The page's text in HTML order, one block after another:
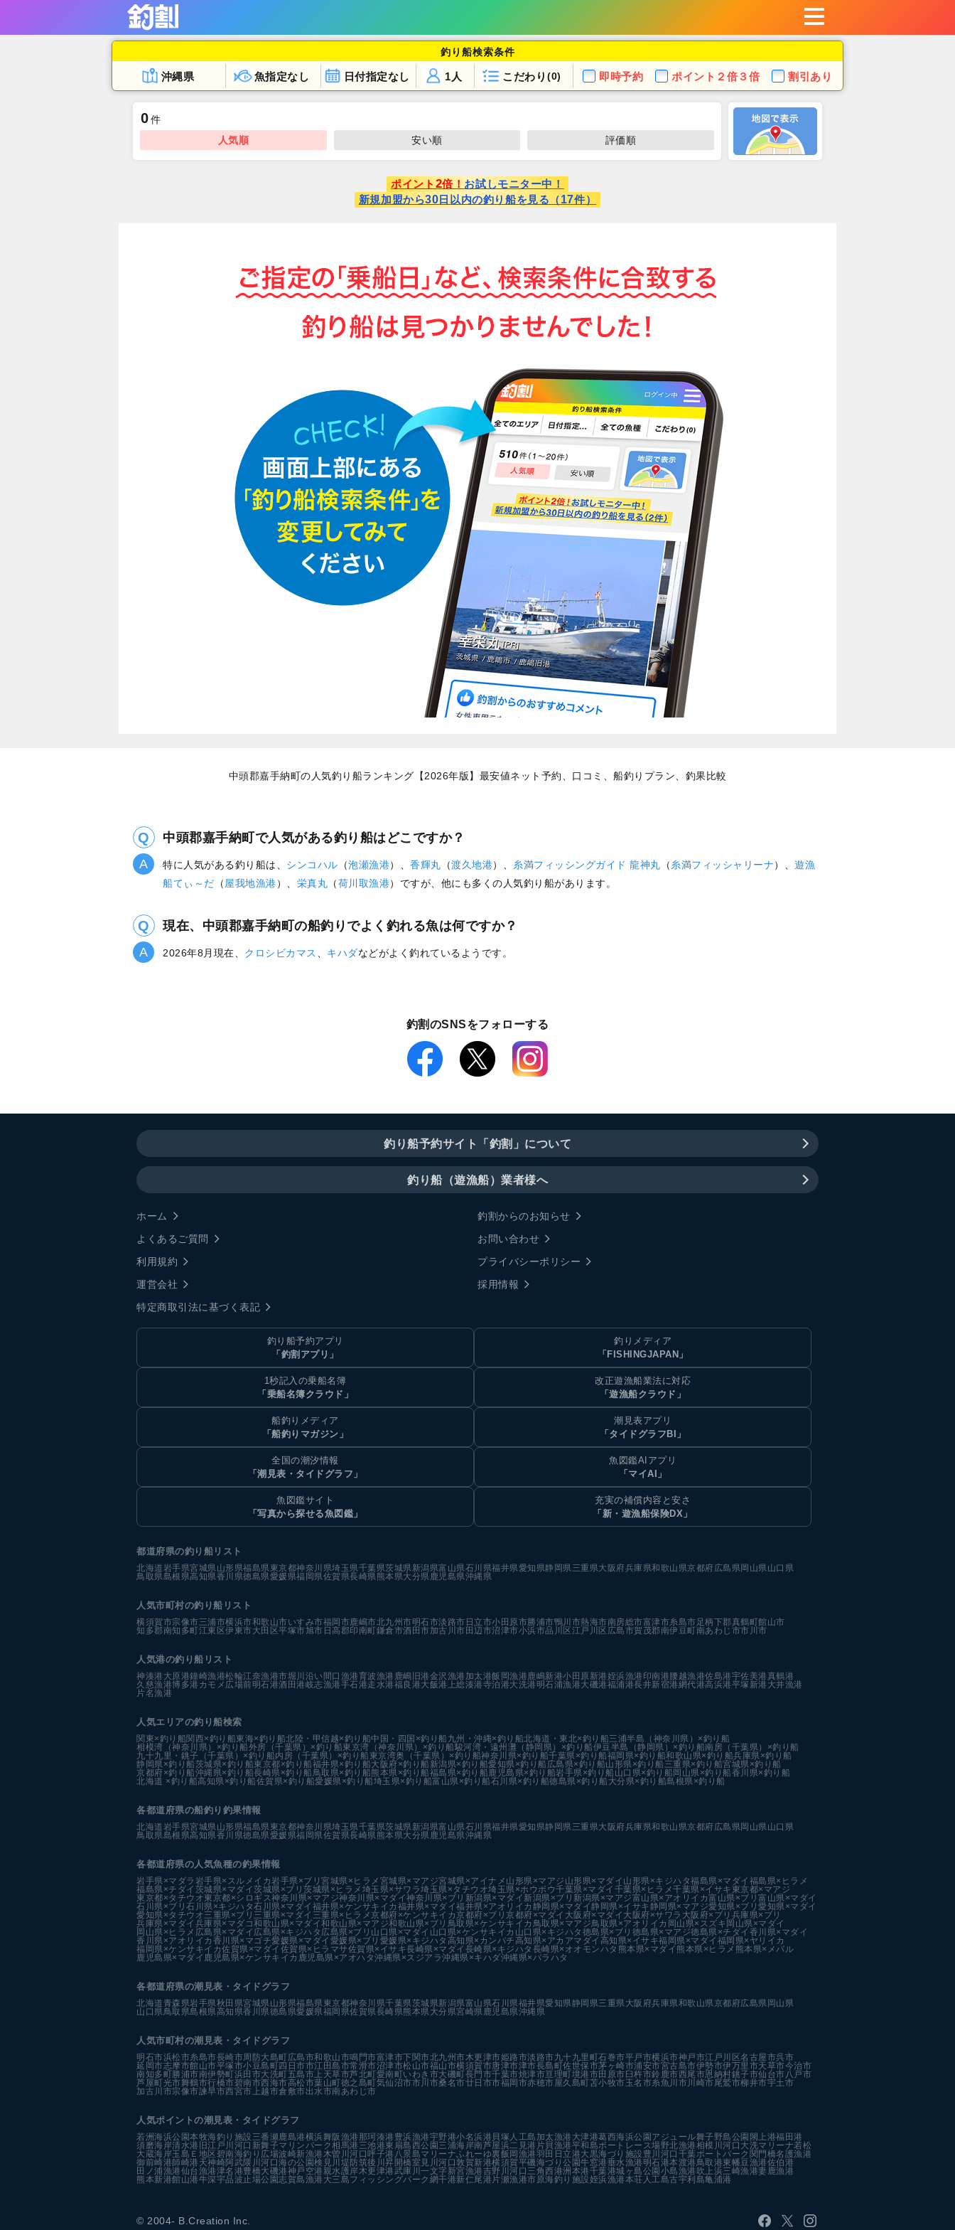
釣り船検索条件
沖縄県 魚指定なし 日付指定なし こだわり (0)
1人 即時予約 ポイント ２倍３倍 割引あり
0件
人気順
安い順 評価順
ポイント 2倍！ お試しモニター中！
新規加盟から30 日以内の釣り船を見る（17件）
中頭郡嘉手納町の人気釣り船ランキング【2026年版】最安値ネット予約、口コミ、船釣りプラン、釣果比較
中頭郡嘉手納町で人気がある釣り船はどこですか？
特に人気がある釣り船は、 シンコハル （泡瀬漁港）、 香輝丸 （渡久地港）、 糸満フィッシングガイド 龍神丸 （糸満フィッシャリーナ）、 遊漁
船てぃ～だ （屋我地漁港）、 栄真丸 （荷川取漁港）ですが、他にも多くの人気釣り船があります。
現在、中頭郡嘉手納町の船釣りでよく釣れる魚は何ですか？
2026年8月現在、 クロシビカマス 、 キハダなどがよく釣れているようです。
釣割のSNSをフォローする
釣り船予約サイト「釣割」について
釣り船（遊漁船）業者様へ
ホーム
釣割からのお知らせ
よくあるご質問
お問い合わせ
利用規約
プライバシーポリシー
運営会社
採用情報
特定商取引法に基づく表記
釣り船予約アプリ
「釣割アプリ」
釣りメディア
「FISHINGJAPAN」
1秒記入の乗船名簿
「乗船名簿クラウド」
改正遊漁船業法に対応
「遊漁船クラウド」
船釣りメディア
「船釣りマガジン」
潮見表アプリ
「タイドグラフBI」
全国の潮汐情報
「潮見表・タイドグラフ」
魚図鑑AIアプリ
「マイAI」
魚図鑑サイト
「写真から探せる魚図鑑」
充実の補償内容と安さ
「新・遊漁船保険DX」
都道府県の釣り船リスト
北海道岩手県宮城県山形県福島県東京都神奈川県埼玉県千葉県茨城県新潟県富山県石川県福井県愛知県静岡県三重県大阪府兵庫県和歌山県京都府広島県岡山県山口県
鳥取県島根県高知県香川県徳島県愛媛県福岡県佐賀県長崎県熊本県大分県鹿児島県沖縄県
人気市町村の釣り船リスト
横須賀市宗像市三浦市横浜市和歌山市いすみ市福岡市鹿嶋市北九州市明石市淡路市 日立市小田原市勝浦市鴨川市熱海市南房総市富津市糸島市足柄下郡真鶴町館山市
知多郡南知多町江東区伊東市大田区平塚市旭市 日高郡印南町鎌倉市酒田市加古川市 田辺市沼津市小浜市品川区 江戸川区 広島市賀茂郡南伊豆町南あわじ市市川市
人気港の釣り船リスト
神湊港 大原港鐘崎漁港松輪江奈漁港市堀川沿い 間口漁港育波漁港 鹿嶋旧港金沢漁港 加太港飯岡漁港鹿嶋新港小田原新港姪浜漁港 印南港 腰越漁港佐島港宇佐美港真鶴港
久慈漁港博多港カモメ広場前明石港酒田港岐志漁港手石港走水港福良港大飯港 上総湊港寺泊港大洗港 明石浦漁港大磯港福浦港長井新宿港網代港高浜港平塚新港 大井漁港
片名漁港
人気エリアの釣り船検索
関東×釣り船関西×釣り船東海×釣り船北陸・甲信越×釣り船中国・四国×釣り船 九州・沖縄×釣り船北海道・東北×釣り船三浦半島（神奈川県）×釣り船
相模湾（神奈川県）×釣り船外房（千葉県）×釣り船東京湾（神奈川県）×釣り船駿河湾・遠州灘（静岡県）×釣り船伊豆半島（静岡県）×釣り船南房（千葉県）×釣り船
九十九里・銚子（千葉県）×釣り船内房（千葉県）×釣り船 東京湾奥（千葉県）×釣り船神奈川県×釣り船千葉県×釣り船福岡県×釣り船和歌山県×釣り船兵庫県×釣り船
静岡県×釣り船茨城県×釣り船東京都×釣り船福井県×釣り船大阪府×釣り船 新潟県×釣り船愛知県×釣り船 広島県×釣り船山形県×釣り船 三重県×釣り船宮城県×釣り船
京都府×釣り船沖縄県×釣り船長崎県×釣り船鳥取県×釣り船熊本県×釣り船福島県×釣り船鹿児島県×釣り船岩手県×釣り船 山口県×釣り船 岡山県×釣り船香川県×釣り船
北海道 ×釣り船高知県×釣り船佐賀県×釣り船愛媛県×釣り船埼玉県×釣り船富山県×釣り船石川県×釣り船徳島県×釣り船 大分県×釣り船島根県×釣り船
各都道府県の船釣り釣果情報
北海道岩手県宮城県山形県福島県東京都神奈川県埼玉県千葉県茨城県新潟県富山県石川県福井県愛知県静岡県三重県大阪府兵庫県和歌山県京都府広島県岡山県山口県
鳥取県島根県高知県香川県徳島県愛媛県福岡県佐賀県長崎県熊本県大分県鹿児島県沖縄県
各都道府県の人気魚種の釣果情報
岩手県×マダラ 岩手県×スルメイカ岩手県×ブリ 宮城県×ヒラメ 宮城県×マアジ宮城県×アイナメ 山形県×マアジ 山形県×マダイ 山形県×キジハタ福島県×マダイ 福島県×ヒラメ
福島県×チダイ 茨城県×マダイ茨城県×ブリ 茨城県×ヒラメ 埼玉県×サワラ埼玉県×タチウオ埼玉県×ホウボウ千葉県×マダイ 千葉県×ヒラメ千葉県×イサキ 東京都×マアジ
東京都×タチウオ東京都×シロギス神奈川県×マアジ神奈川県×マダイ神奈川県×ブリ 新潟県×マダイ 新潟県×ブリ 新潟県×マアジ富山県×アオリイカ富山県×ブリ 富山県×マダイ
石川県×ブリ 石川県×キジハタ石川県×マダイ 福井県×ケンサキイカ 福井県×マダイ福井県×アオリイカ 静岡県×マダイ 静岡県×イサキ 静岡県×マアジ愛知県×ブリ 愛知県×マダイ
愛知県×タチウオ三重県×ブリ 三重県×マダイ 三重県×ヒラメ京都府×ケンサキイカ京都府×ブリ 京都府×マダイ 大阪府×マダイ 大阪府×サワラ 大阪府×ブリ 兵庫県×ブリ
兵庫県×マダイ 兵庫県×マダコ和歌山県×マダイ和歌山県×マアジ和歌山県×ブリ 鳥取県×ケンサキイカ 鳥取県×マアジ鳥取県×アオリイカ 岡山県×スズキ 岡山県×マダイ
岡山県×ヒラメ 広島県×マダイ 広島県×キジハタ 広島県×ブリ 山口県×マダイ 山口県×ケンサキイカ 山口県×キジハタ 徳島県×ブリ 徳島県×マアジ徳島県×チダイ 香川県×マダイ
香川県×アオリイカ 香川県×マゴチ愛媛県×マダイ 愛媛県×ブリ 愛媛県×キジハタ 高知県×カンパチ高知県×アカアマダイ 高知県×イサキ福岡県×マダイ 福岡県×ヤリイカ
福岡県×ケンサキイカ佐賀県×マダイ 佐賀県×ヒラマサ佐賀県×イサキ長崎県×マダイ 長崎県×キジハタ 長崎県×オオモンハタ 熊本県×マダイ 熊本県×ヒラメ 熊本県×メバル
鹿児島県×マダイ 鹿児島県×ケンサキイカ 鹿児島県×アオハタ沖縄県×スジアラ沖縄県×キハダ沖縄県×バラハタ
各都道府県の潮見表 ・タイドグラフ
北海道青森県岩手県秋田県宮城県山形県福島県東京都神奈川県千葉県茨城県新潟県富山県石川県福井県愛知県静岡県三重県大阪府兵庫県和歌山県京都府広島県 岡山県
山口県鳥取県島根県高知県香川県徳島県愛媛県福岡県佐賀県長崎県熊本県大分県宮崎県鹿児島県沖縄県
人気市町村の潮見表・タイドグラフ
明石市浜松市糸島市長崎市周防大島町広島市和歌山市鳴門市富津市下関市北九州市木更津市姫路市淡路市九十九里町石巻市平戸市横浜市神戸市江戸川区名古屋市呉市
延岡市志摩市館山市平塚市小豆島町四日市市江田島市常滑市沼津市松山市福山市横須賀市唐津市津市長島町佐世保市茅ヶ崎市浦安市宮古島市伊勢市伊万里市天草市今治市
南知多町勝浦市南伊勢町浜田市大洗町五島市 上天草市芦北町愛南町いわき市大磯町長門市千葉市焼津市亘理町境港市田原市 臼杵市鈴鹿市西尾市恩納村銚子市仙台市八戸市
芦屋町光市舞鶴市行橋市碧南市西海市高松市葉山町徳之島町気仙沼市市川市桑名市廿日市市福岡市赤穂市屋久島町苫小牧市玉名市糸魚川市川崎市尾鷲市柳井市宇土市
加古川市宗像市諫早市西宮市 上越市倉敷市出水市南あわじ市
人気ポイントの潮見表・タイドグラフ
若洲海浜公園本牧海釣り施設 三番瀬鹿島港横浜舞阪漁港 那珂湊港 豊浜漁港宇野港小名浜港 貝塚人工島 加太漁港 大津港葛西海浜公園 アジュール舞子野島公園 閖上港福田港
須磨海岸清水港 旧江戸川河口 新舞子マリンパーク相馬港 三池港東扇島西公園 三浦海岸南芦屋浜二見港 片貝漁港平和島ボートレース場野北漁港相模川河口 大洗マリーナ若松
大蔵海岸玉島Ｅ地区 碧南海釣り広場波崎新漁港木曽川河口 呼子港 八景島マリーナふれーゆ裏飯岡漁港羽田 日立港大黒海づり施設 豊川河口 千葉ポートパーク 関門橋名護漁港
御前崎港師崎港 天神崎 阿武隈川河口海の公園検見川堤防筑後川昇開橋室見川河口敦賀新港横須賀平磯海づり公園牛窓港垂水漁港 明石港本渡港鳥取港東幡豆漁港佐伯港
田ノ浦漁港仙台漁港津名港豊橋大磯港神戸空港親水護岸木更津港武庫川一文字 新宮漁港吉野川河口 三角西港洲本港千葉港城ヶ島公園 小島漁港 吹上浜三崎漁港妻鹿漁港
熊本新港館山港牛深宇品波止場公園志賀島漁港 大三島フィッシングパーク 網干港新仁尾港 片瀬漁港市原海釣り施設姪浜漁港本荘人工島古宇利島亀浦港
© 2004- B.Creation Inc.